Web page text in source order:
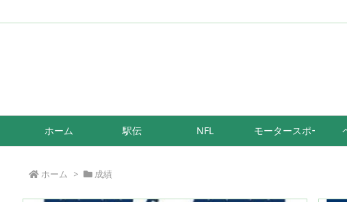
ホーム 駅伝 NFL モータースポーツ
ホーム > 成績